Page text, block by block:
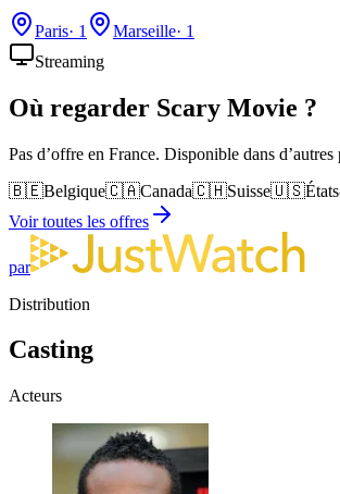
Paris· 1 Marseille· 1
Streaming
Où regarder Scary Movie ?
Pas d’offre en France. Disponible dans d’autres
🇧🇪Belgique🇨🇦Canada🇨🇭Suisse🇺🇸
Voir toutes les offres
par
Distribution
Casting
Acteurs